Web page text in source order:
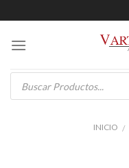
to
content
Products
search
INICIO /